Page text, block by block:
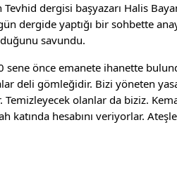
Tevhid dergisi başyazarı Halis
dergide yaptığı bir sohbette
savundu.
sene önce emanete ihanette
deli gömleğidir. Bizi yöneten
olanlar da biziz.
katında hesabını veriyorlar.